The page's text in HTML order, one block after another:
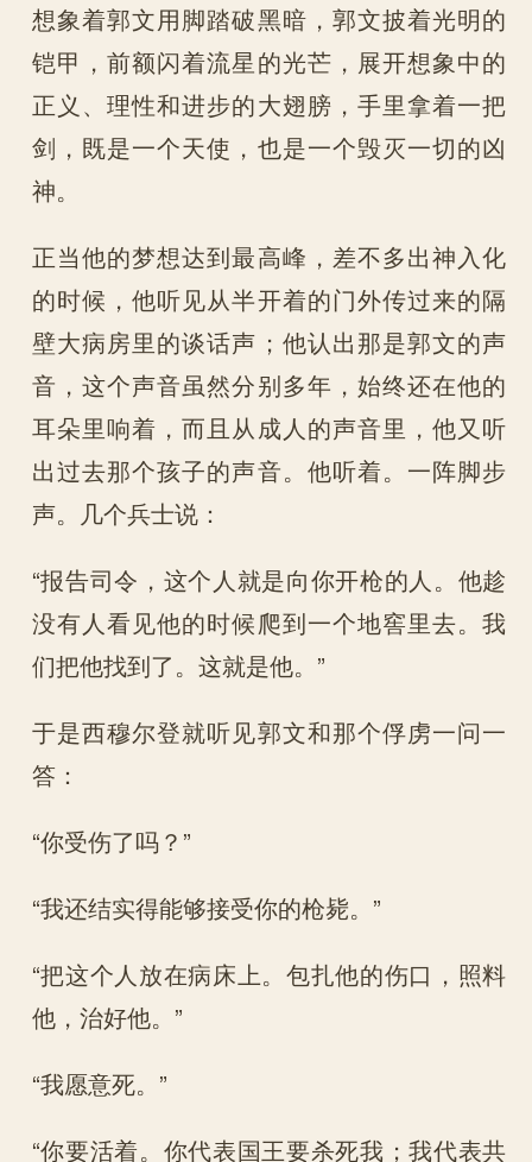
想象着郭文用脚踏破黑暗，郭文披着光明的
铠甲，前额闪着流星的光芒，展开想象中的
正义、理性和进步的大翅膀，手里拿着一把
剑，既是一个天使，也是一个毁灭一切的凶
神。
正当他的梦想达到最高峰，差不多出神入化
的时候，他听见从半开着的门外传过来的隔
壁大病房里的谈话声；他认出那是郭文的声
音，这个声音虽然分别多年，始终还在他的
耳朵里响着，而且从成人的声音里，他又听
出过去那个孩子的声音。他听着。一阵脚步
声。几个兵士说：
“报告司令，这个人就是向你开枪的人。他趁
没有人看见他的时候爬到一个地窖里去。我
们把他找到了。这就是他。”
于是西穆尔登就听见郭文和那个俘虏一问一
答：
“你受伤了吗？”
“我还结实得能够接受你的枪毙。”
“把这个人放在病床上。包扎他的伤口，照料
他，治好他。”
“我愿意死。”
“你要活着。你代表国王要杀死我；我代表共